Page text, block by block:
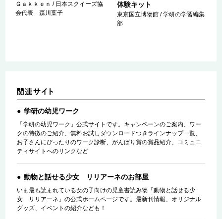
Ｇａｋｋｅｎ / 日本スクイーズ協
会代表 森川葉子
体験キット
東京国立博物館 / 学研の学習編集
部
学研の幼児ワーク
「学研の幼児ワーク」公式サイトです。キャンペーンのご案内、ワー
クの特徴のご紹介、無料お試しダウンロードつきラインナップ一覧、
お子さんにぴったりのワーク診断、がんばり賞の賞品紹介、コミュニ
ティサイトへのリンクなど
動物と話せる少女 リリアーネのお部屋
いま最も読まれている女の子向けの児童書読み物「動物と話せる少
女 リリアーネ」の公式ホームページです。最新刊情報、オリジナル
グッズ、イベントの紹介なども！